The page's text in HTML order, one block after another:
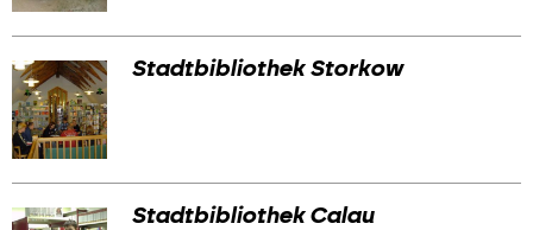
Stadtbibliothek Storkow
Stadtbibliothek Calau